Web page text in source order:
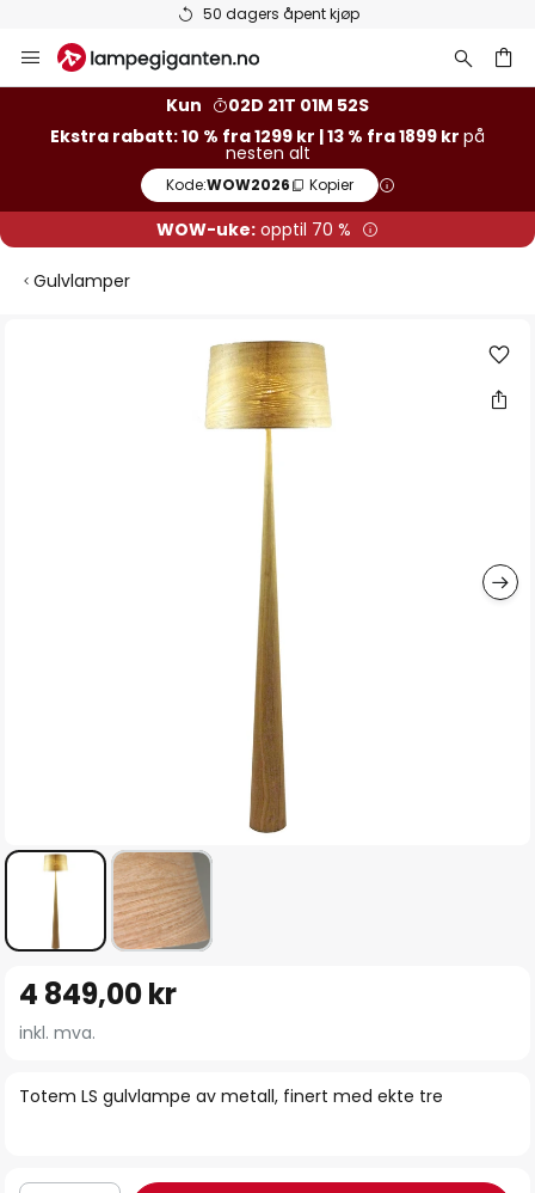
50 dagers åpent kjøp
Hopp
til
Kun
02D 21T 01M 51S
Ekstra rabatt: 10 % fra 1299 kr | 13 % fra 1899 kr på
nesten alt
Kode:WOW2026 Kopier
WOW-uke: opptil 70 %
Gulvlamper
begynnelsen
bildegalleri
Totem LS gulvlampe av metall, finert med ekte tre
4 849,00 kr
inkl. mva.